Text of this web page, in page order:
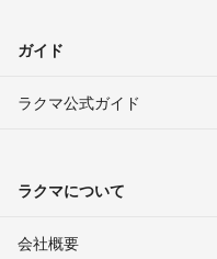
ガイド
ラクマ公式ガイド
ラクマについて
会社概要